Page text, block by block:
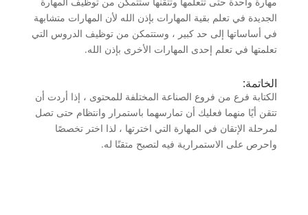
الجديدة في تعلم بقية المهارات بإذن الله لأن المهارات متشابهة
في أساساتها إلى حد كبير ، وستتمكن من توظيف الدروس التي
تعلمتها في تعلم إحدى المهارات الأخرى بإذن الله.
الخاتمة:
الكتابة فرع من فروع الصناعة المختلفة للمحتوى ، إذا أردت أن
تتقن أيًا منهما فعليك أن تمارسهما باستمرار وانتظام حتى تصل
لمرحلة الإتقان في المهارة التي اخترتها ، لذا اختر تخصصًا
واحرص على الاستمرارية فيه لتصبح متقنًا له.